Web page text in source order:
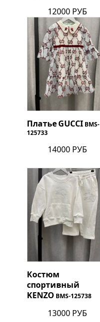
12000 РУБ
ПлатьеGUCCI BMS-
125733
14000 РУБ
Костюм
спортивный
KENZO BMS-125738
13000 РУБ